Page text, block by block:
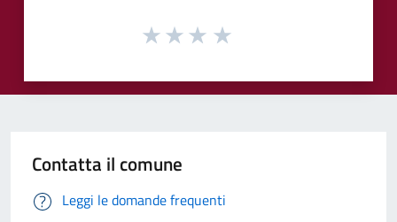
Contatta il comune
Leggi le domande frequenti